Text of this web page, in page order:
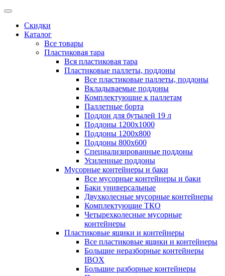
Скидки
Каталог
Все товары
Пластиковая тара
Вся пластиковая тара
Пластиковые паллеты, поддоны
Все пластиковые паллеты, поддоны
Вкладываемые поддоны
Комплектующие к паллетам
Паллетные борта
Поддон для бутылей 19 л
Поддоны 1200х1000
Поддоны 1200х800
Поддоны 800х600
Специализированные поддоны
Усиленные поддоны
Мусорные контейнеры и баки
Все мусорные контейнеры и баки
Баки универсальные
Двухколесные мусорные контейнеры
Комплектующие ТКО
Четырехколесные мусорные
контейнеры
Пластиковые ящики и контейнеры
Все пластиковые ящики и контейнеры
Большие неразборные контейнеры
IBOX
Большие разборные контейнеры